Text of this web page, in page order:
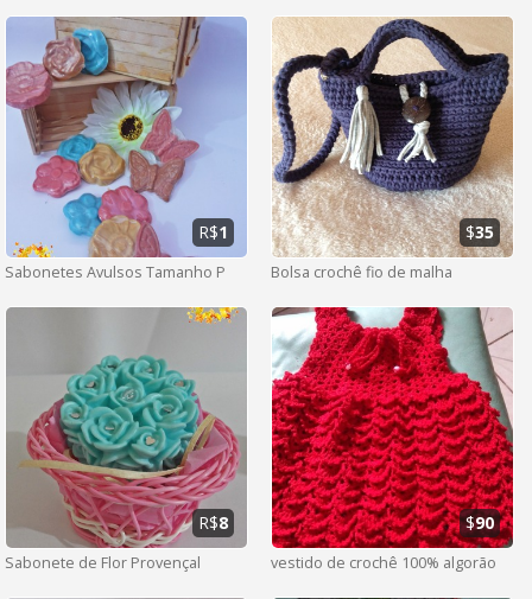
Sabonetes Avulsos Tamanho P
R$1
Bolsa crochê fio de malha
$35
Sabonete de Flor Provençal
R$8
vestido de crochê 100% algorão
$90